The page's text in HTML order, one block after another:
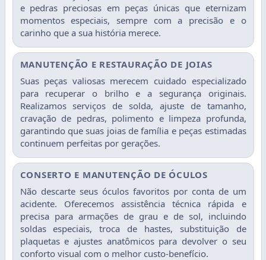
e pedras preciosas em peças únicas que eternizam
momentos especiais, sempre com a precisão e o
carinho que a sua história merece.
MANUTENÇÃO E RESTAURAÇÃO DE JOIAS
Suas peças valiosas merecem cuidado especializado
para recuperar o brilho e a segurança originais.
Realizamos serviços de solda, ajuste de tamanho,
cravação de pedras, polimento e limpeza profunda,
garantindo que suas joias de família e peças estimadas
continuem perfeitas por gerações.
CONSERTO E MANUTENÇÃO DE ÓCULOS
Não descarte seus óculos favoritos por conta de um
acidente. Oferecemos assistência técnica rápida e
precisa para armações de grau e de sol, incluindo
soldas especiais, troca de hastes, substituição de
plaquetas e ajustes anatômicos para devolver o seu
conforto visual com o melhor custo-benefício.